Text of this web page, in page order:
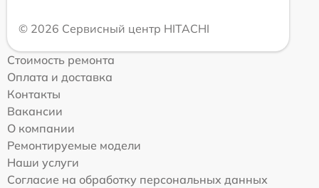
© 2026 Сервисный центр HITACHI
Стоимость ремонта
Оплата и доставка
Контакты
Вакансии
О компании
Ремонтируемые модели
Наши услуги
Согласие на обработку персональных данных